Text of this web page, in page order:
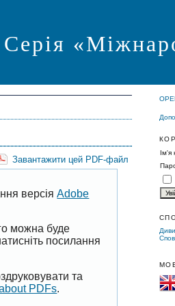
Ім'я
Завантажити цей PDF-файл
версіяAdobe
можна буде
посилання
та
PDFs.